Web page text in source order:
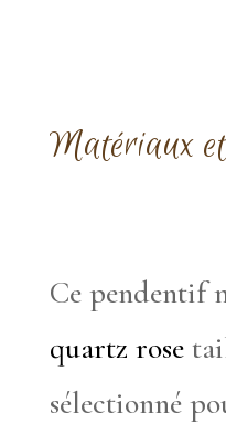
Matériaux
Ce pendentif
quartz rose
sélectionné